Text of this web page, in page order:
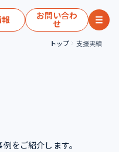
お問い合わ
せ
トップ 支援実績
をご紹介します。